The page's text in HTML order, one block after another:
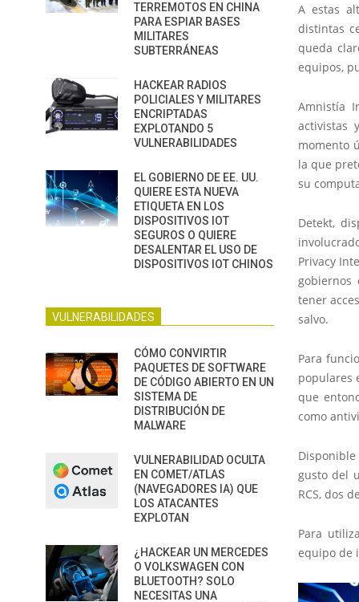
A estas
distintas
queda
equipos,
Amnistía
activistas
momento
la que
su
Detekt,
Privacy
gobiernos
tener
salvo.
Para
populares
que
como
gusto del
RCS, dos
Para
equipo de
TERREMOTOS EN CHINA
PARA ESPIAR BASES
MILITARES
SUBTERRÁNEAS
HACKEAR RADIOS
POLICIALES Y MILITARES
ENCRIPTADAS
EXPLOTANDO 5
VULNERABILIDADES
EL GOBIERNO DE EE. UU.
QUIERE ESTA NUEVA
ETIQUETA EN LOS
DISPOSITIVOS IOT
SEGUROS O QUIERE
DESALENTAR EL USO DE
DISPOSITIVOS IOT CHINOS
VULNERABILIDADES
CÓMO CONVIRTIR
PAQUETES DE SOFTWARE
DE CÓDIGO ABIERTO EN UN
SISTEMA DE
DISTRIBUCIÓN DE
MALWARE
VULNERABILIDAD OCULTA
EN COMET/ATLAS
(NAVEGADORES IA) QUE
LOS ATACANTES
EXPLOTAN
¿HACKEAR UN MERCEDES
O VOLKSWAGEN CON
BLUETOOTH? SOLO
NECESITAS UNA